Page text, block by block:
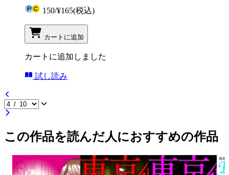
150/¥165(税込)
カートに追加
カートに追加しました
試し読み
この作品を読んだ人におすすめの作品